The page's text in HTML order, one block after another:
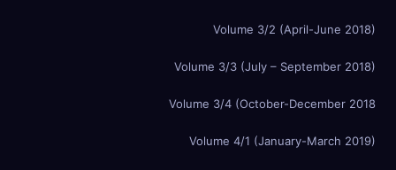
Volume 3/2 (April-June 2018)
Volume 3/3 (July – September 2018)
Volume 3/4 (October-December 2018
Volume 4/1 (January-March 2019)